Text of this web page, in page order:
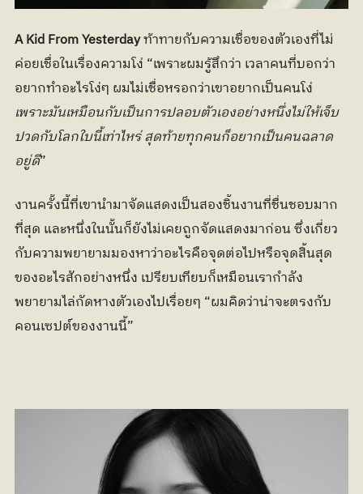
A Kid From Yesterday ท้าทายกับความเชื่อของตัวเองที่ไม่
ค่อยเชื่อในเรื่องความโง่ “เพราะผมรู้สึกว่า เวลาคนที่บอกว่า
เพราะมันเหมือนกับเป็นการปลอบตัวเองอย่างหนึ่งไม่ให้เจ็บ
ปวดกับโลกใบนี้เท่าไหร่ สุดท้ายทุกคนก็อยากเป็นคนฉลาด
อยู่ดี”
งานครั้งนี้ที่เขานำมาจัดแสดงเป็นสองชิ้นงานที่ชื่นชอบมาก
ที่สุด และหนึ่งในนั้นก็ยังไม่เคยถูกจัดแสดงมาก่อน ซึ่งเกี่ยว
กับความพยายามมองหาว่าอะไรคือจุดต่อไปหรือจุดสิ้นสุด
ของอะไรสักอย่างหนึ่ง เปรียบเทียบก็เหมือนเรากำลัง
พยายามไล่กัดหางตัวเองไปเรื่อยๆ “ผมคิดว่าน่าจะตรงกับ
คอนเซปต์ของงานนี้”